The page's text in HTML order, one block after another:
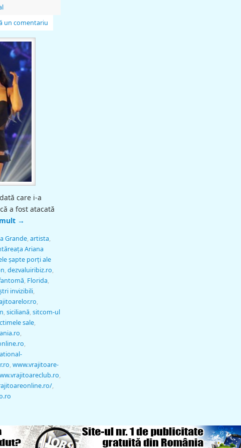
un comentariu
care i-a
a fost atacată
→
Grande,artista,
Ariana
șapte porți ale
,dezvaluiribiz.ro,
, Florida,
invizibili,
,
,siciliană,sitcom-ul
sale,
,
,
,www.vrajitoare-
,
,